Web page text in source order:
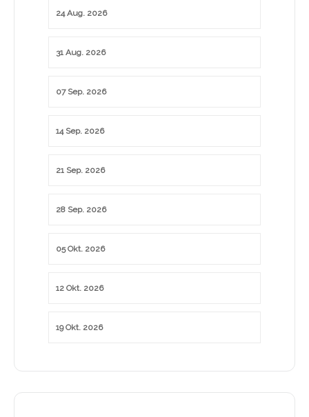
24 Aug. 2026
31 Aug. 2026
07 Sep. 2026
14 Sep. 2026
21 Sep. 2026
28 Sep. 2026
05 Okt. 2026
12 Okt. 2026
19 Okt. 2026